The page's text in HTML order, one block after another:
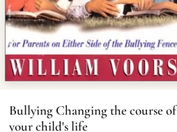
Bullying Changing the course of
your child's life